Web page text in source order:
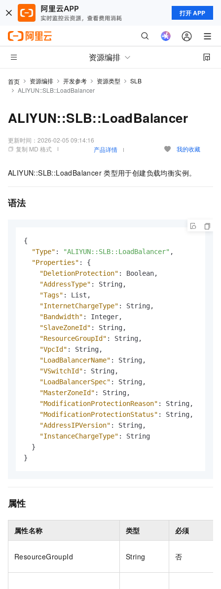
打开 APP
资源编排
首页 资源编排 开发参考 资源类型
SLB
ALIYUN::SLB::LoadBalancer
ALIYUN::SLB::LoadBalancer
更新时间： 2026-02-05 09:14:16
复制 MD 格式
产品详情 我的收藏
ALIYUN::SLB::LoadBalancer 类型用于创建负载均衡实例。
语法
{
"Type" : "ALIYUN::SLB::LoadBalancer" ,
"Properties" :
{
"DeletionProtection" : Boolean,
"AddressType" : String,
"Tags" : List ,
"InternetChargeType" : String,
"Bandwidth" : Integer,
"SlaveZoneId" : String,
"ResourceGroupId" : String,
"VpcId" : String,
"LoadBalancerName" : String,
"VSwitchId" : String,
"LoadBalancerSpec" : String,
"MasterZoneId" : String,
"ModificationProtectionReason" : String,
"ModificationProtectionStatus" : String,
"AddressIPVersion" : String,
"InstanceChargeType" :
String
}
}
属性
属性名称 类型 必须
ResourceGroupId String 否